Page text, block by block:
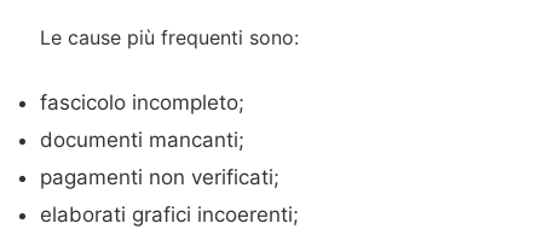
Le cause più frequenti sono:
fascicolo incompleto;
documenti mancanti;
pagamenti non verificati;
elaborati grafici incoerenti;